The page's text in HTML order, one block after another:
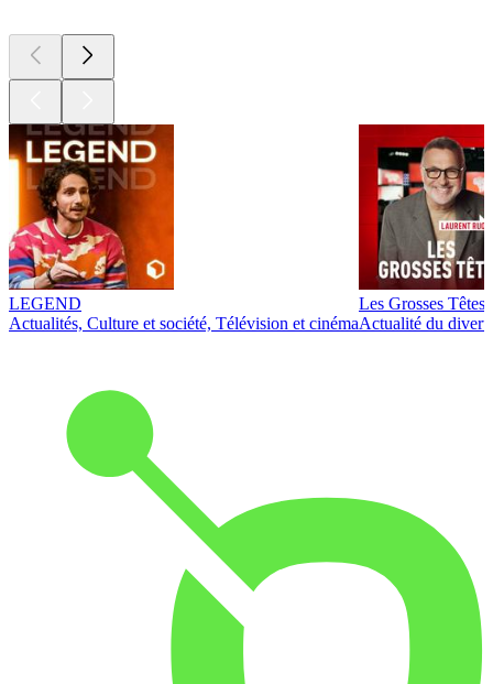
LEGEND
Actualités, Culture et société, Télévision et cinéma
Les Grosses Têtes
Actualité du